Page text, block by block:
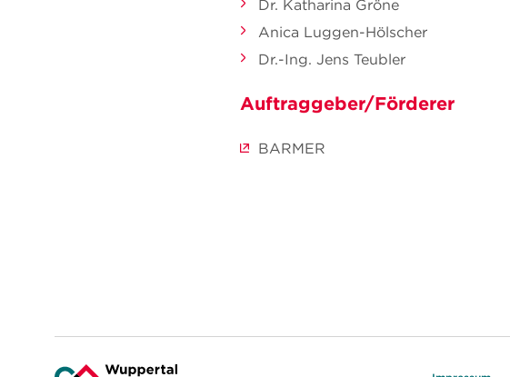
Dr. Katharina Gröne
Anica Luggen-Hölscher
Dr.-Ing. Jens Teubler
Auftraggeber/Förderer
BARMER